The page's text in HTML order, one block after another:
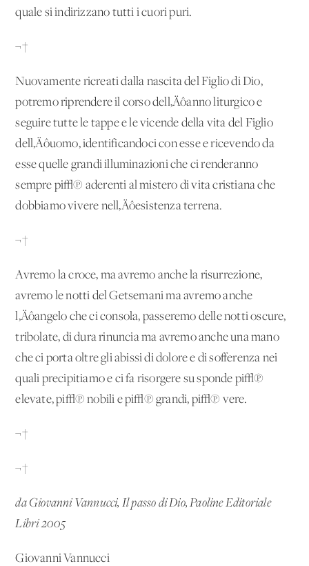
quale si indirizzano tutti i cuori puri.
¬†
Nuovamente ricreati dalla nascita del Figlio di Dio,
potremo riprendere il corso dell‚Äôanno liturgico e
seguire tutte le tappe e le vicende della vita del Figlio
dell‚Äôuomo, identificandoci con esse e ricevendo da
esse quelle grandi illuminazioni che ci renderanno
sempre pi√π aderenti al mistero di vita cristiana che
dobbiamo vivere nell‚Äôesistenza terrena.
¬†
Avremo la croce, ma avremo anche la risurrezione,
avremo le notti del Getsemani ma avremo anche
l‚Äôangelo che ci consola, passeremo delle notti oscure,
tribolate, di dura rinuncia ma avremo anche una mano
che ci porta oltre gli abissi di dolore e di sofferenza nei
quali precipitiamo e ci fa risorgere su sponde pi√π
elevate, pi√π nobili e pi√π grandi, pi√π vere.
¬†
¬†
da Giovanni Vannucci, Il passo di Dio, Paoline Editoriale
Libri 2005
Giovanni Vannucci